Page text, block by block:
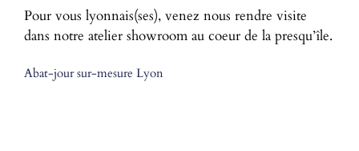
Pour vous lyonnais(ses), venez nous rendre visite
dans notre atelier showroom au coeur de la presqu’île.
Abat-jour sur-mesure Lyon